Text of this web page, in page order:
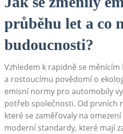
průběhu let ​a co
budoucnosti?
Vzhledem ‍k rapidně se
​a ‌rostoucímu povědomí o
emisní normy pro⁣ automobily‌
potřeb společnosti. Od prvních
které⁣ se zaměřovaly na
⁤moderní standardy, které mají